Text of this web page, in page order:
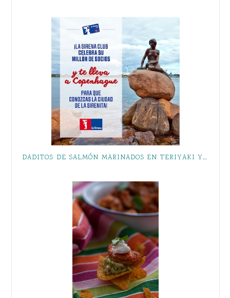
DADITOS DE SALMÓN MARINADOS EN TERIYAKI Y LOS BENEFICIOS DE PERTENECER AL CLUB LA SIRENA